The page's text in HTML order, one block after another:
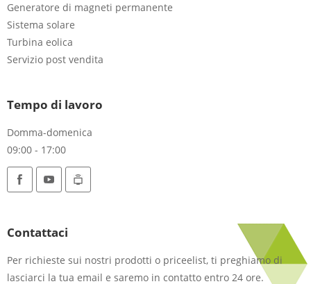
Generatore di magneti permanente
Sistema solare
Turbina eolica
Servizio post vendita
Tempo di lavoro
Domma-domenica
09:00 - 17:00
Contattaci
Per richieste sui nostri prodotti o priceelist, ti preghiamo di
lasciarci la tua email e saremo in contatto entro 24 ore.